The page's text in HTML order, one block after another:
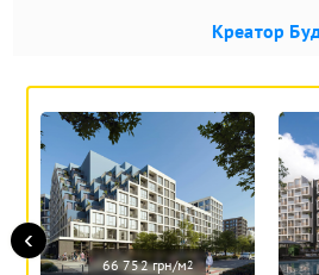
Креатор
66 752 грн/м2
‹